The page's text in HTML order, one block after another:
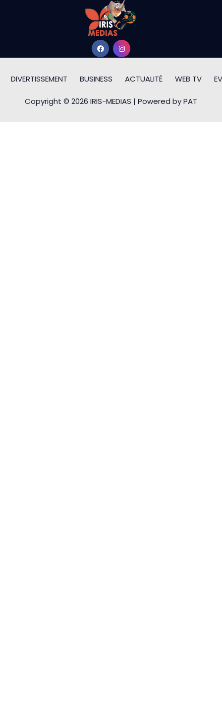
DIVERTISSEMENT BUSINESS ACTUALITÉ WEB TV
Copyright © 2026 IRIS-MEDIAS | Powered by PAT